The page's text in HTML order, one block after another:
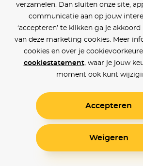
verzamelen. Dan sluiten onze site,
communicatie aan op jouw
‘accepteren’ te klikken ga je
van deze marketing cookies. Meer
cookies en over je
cookiestatement, waar je jouw
moment ook kunt
Accepteren
Weigeren